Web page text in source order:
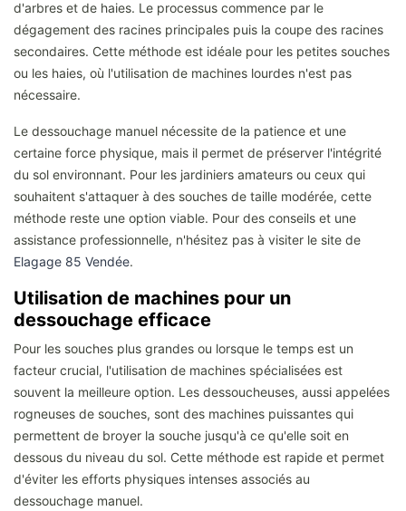
d'arbres et de haies. Le processus commence par le
dégagement des racines principales puis la coupe des racines
secondaires. Cette méthode est idéale pour les petites souches
ou les haies, où l'utilisation de machines lourdes n'est pas
nécessaire.
Le dessouchage manuel nécessite de la patience et une
certaine force physique, mais il permet de préserver l'intégrité
du sol environnant. Pour les jardiniers amateurs ou ceux qui
souhaitent s'attaquer à des souches de taille modérée, cette
méthode reste une option viable. Pour des conseils et une
assistance professionnelle, n'hésitez pas à visiter le site de
Elagage 85 Vendée.
Utilisation de machines pour un
dessouchage efficace
Pour les souches plus grandes ou lorsque le temps est un
facteur crucial, l'utilisation de machines spécialisées est
souvent la meilleure option. Les dessoucheuses, aussi appelées
rogneuses de souches, sont des machines puissantes qui
permettent de broyer la souche jusqu'à ce qu'elle soit en
dessous du niveau du sol. Cette méthode est rapide et permet
d'éviter les efforts physiques intenses associés au
dessouchage manuel.